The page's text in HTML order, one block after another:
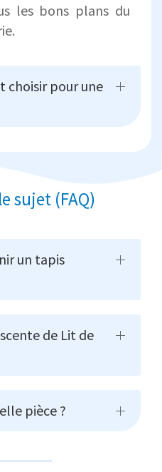
les bons plans du
choisir pour une
sujet (FAQ)
un tapis
de Lit de
pièce ?